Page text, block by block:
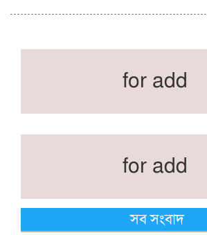
for add
for add
সব সংবাদ